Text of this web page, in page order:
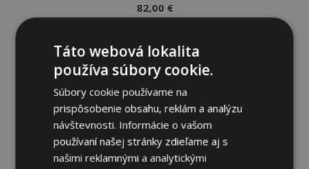
82,00 €
Pridať Do Košíka
Pridať
zoznamu
prianí
Táto webová lokalita
používa súbory cookie.
Súbory cookie používame na
prispôsobenie obsahu, reklám a analýzu
návštevnosti. Informácie o vašom
používaní našej stránky zdieľame aj s
našimi reklamnými a analytickými